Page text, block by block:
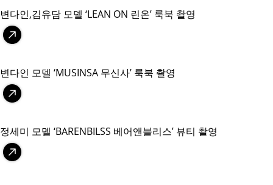
변다인,김유담 모델 ‘LEAN ON 린온’ 룩북 촬영
변다인 모델 ‘MUSINSA 무신사’ 룩북 촬영
정세미 모델 ‘BARENBILSS 베어앤블리스’ 뷰티 촬영